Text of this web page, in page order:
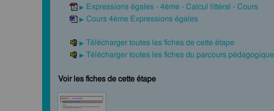
Expressions égales - 4ème - Calcul littéral - Cours
Cours 4ème Expressions égales
Télécharger toutes les fiches de cette étape
Télécharger toutes les fiches du parcours pédagogique
Voir les fiches de cette étape